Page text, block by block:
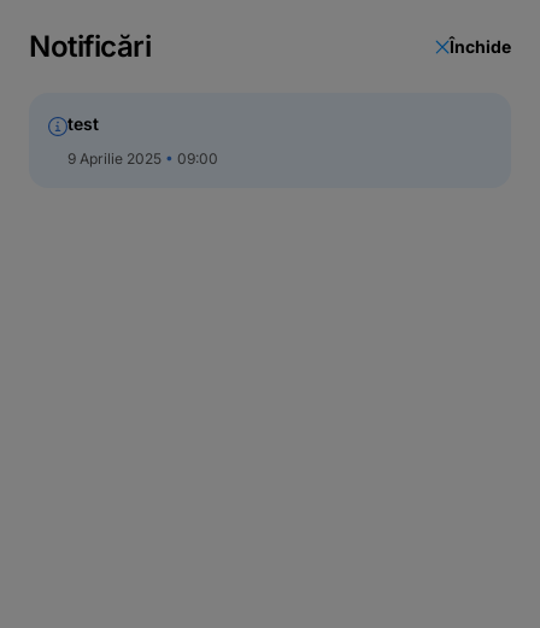
Notificări Închide
test
9 Aprilie 2025 09:00